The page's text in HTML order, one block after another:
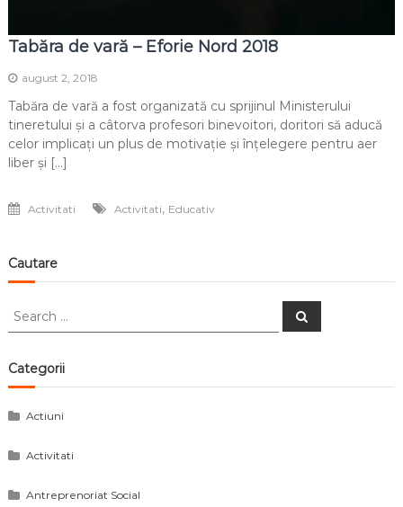
Tabăra de vară – Eforie Nord 2018
august 2, 2018
Tabăra de vară a fost organizată cu sprijinul Ministerului
tineretului și a câtorva profesori binevoitori, doritori să aducă
celor implicați un plus de motivație și înțelegere pentru aer
liber și […]
Activitati Activitati, Educativ
Cautare
Search
Search
Categorii
Actiuni
Activitati
Antreprenoriat Social